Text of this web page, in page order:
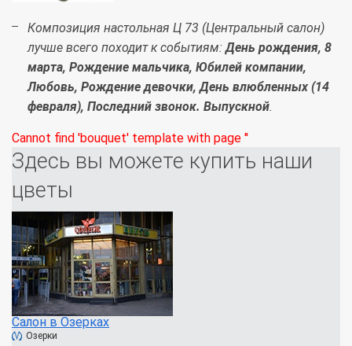
Композиция настольная Ц 73 (Центральный салон)
лучше всего походит к событиям:День рождения, 8
марта, Рождение мальчика, Юбилей компании,
Любовь, Рождение девочки, День влюбленных (14
февраля), Последний звонок. Выпускной.
Cannot find 'bouquet' template with page ''
Здесь вы можете купить наши
цветы
Салон в Озерках
Озерки